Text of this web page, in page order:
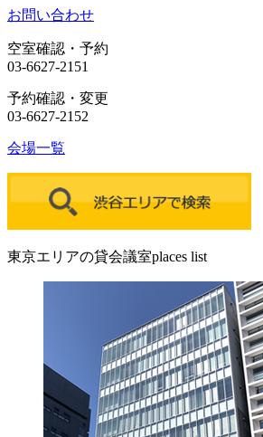
お問い合わせ
空室確認・予約
03-6627-2151
予約確認・変更
03-6627-2152
会場一覧
東京エリアの貸会議室places list